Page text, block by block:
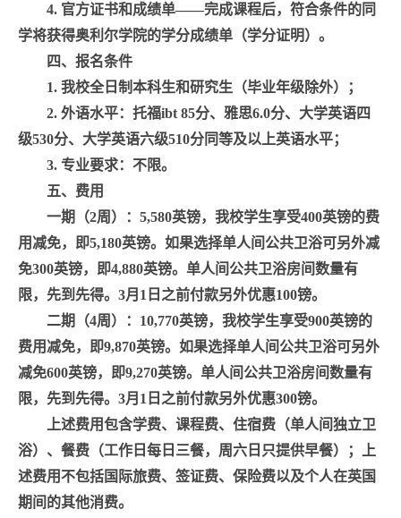
4. 官方证书和成绩单——完成课程后，符合条件的同
学将获得奥利尔学院的学分成绩单（学分证明）。
四、报名条件
1. 我校全日制本科生和研究生（毕业年级除外）；
2. 外语水平：托福ibt 85分、雅思6.0分、大学英语四
级530分、大学英语六级510分同等及以上英语水平；
3. 专业要求：不限。
五、费用
一期（2周）： 5,580英镑，我校学生享受400英镑的费
用减免，即5,180英镑。如果选择单人间公共卫浴可另外减
免300英镑，即4,880英镑。单人间公共卫浴房间数量有
限，先到先得。 3月 1 日之前付款另外优惠100镑。
二期（4周）： 10,770英镑，我校学生享受900英镑的
费用减免，即9,870英镑。如果选择单人间公共卫浴可另外
减免600英镑，即9,270英镑。单人间公共卫浴房间数量有
限，先到先得。 3月 1 日之前付款另外优惠300镑。
上述费用包含学费、课程费、住宿费（单人间独立卫
浴）、餐费（工作日每日三餐，周六日只提供早餐）；上
述费用不包括国际旅费、签证费、保险费以及个人在英国
期间的其他消费。